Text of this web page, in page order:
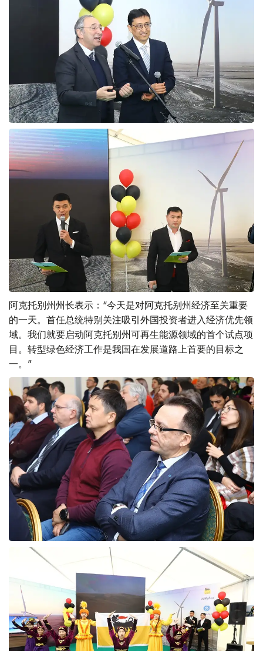
阿克托别州州长表示：“今天是对阿克托别州经济至关重要
的一天。首任总统特别关注吸引外国投资者进入经济优先领
域。我们就要启动阿克托别州可再生能源领域的首个试点项
目。转型绿色经济工作是我国在发展道路上首要的目标之
一。”